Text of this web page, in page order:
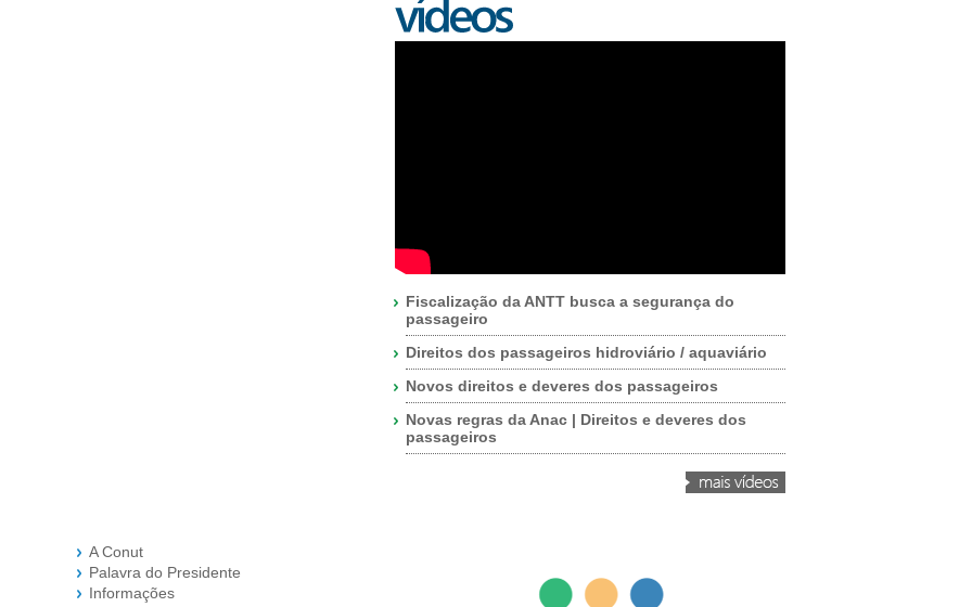
Fiscalização da ANTT busca a segurança do
passageiro
Direitos dos passageiros hidroviário / aquaviário
Novos direitos e deveres dos passageiros
Novas regras da Anac | Direitos e deveres dos
passageiros
A Conut
Palavra do Presidente
Informações